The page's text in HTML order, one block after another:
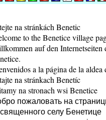
na stránkách Benetic
to the Benetice village
auf den Internetseiten
a la página de la aldea
na stránkach Benetíc
na stronach wsi Benetice
пожаловать на
селу Бенетице